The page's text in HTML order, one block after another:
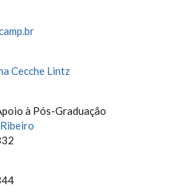
Cecche Lintz
à Pós-Graduação